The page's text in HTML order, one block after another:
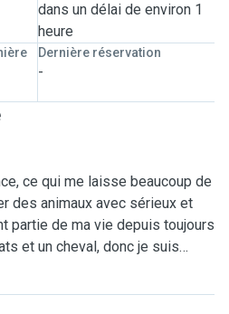
dans un délai de environ 1
heure
Dernière réservation
-
ce qui me laisse beaucoup de
des animaux avec sérieux et
partie de ma vie depuis toujours
et un cheval, donc je suis
au quotidien et à